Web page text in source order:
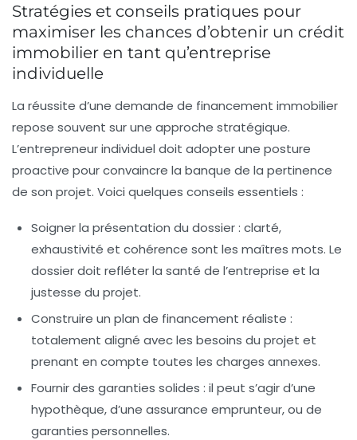
Stratégies et conseils pratiques pour
maximiser les chances d’obtenir un crédit
immobilier en tant qu’entreprise
individuelle
La réussite d’une demande de financement immobilier
repose souvent sur une approche stratégique.
L’entrepreneur individuel doit adopter une posture
proactive pour convaincre la banque de la pertinence
de son projet. Voici quelques conseils essentiels :
Soigner la présentation du dossier : clarté,
exhaustivité et cohérence sont les maîtres mots. Le
dossier doit refléter la santé de l’entreprise et la
justesse du projet.
Construire un plan de financement réaliste :
totalement aligné avec les besoins du projet et
prenant en compte toutes les charges annexes.
Fournir des garanties solides : il peut s’agir d’une
hypothèque, d’une assurance emprunteur, ou de
garanties personnelles.